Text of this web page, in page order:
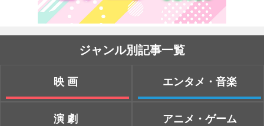
ジャンル別記事一覧
映画
演劇
エンタメ・音楽
アニメ・ゲーム